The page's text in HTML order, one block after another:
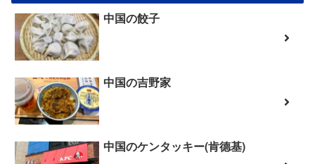
中国の餃子
中国の吉野家
中国のケンタッキー(肯德基)